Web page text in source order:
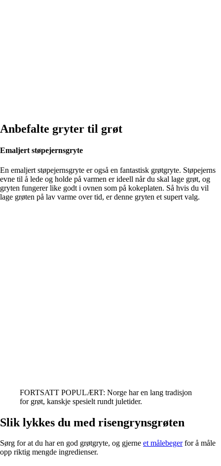
Anbefalte gryter til grøt
Emaljert støpejernsgryte
En emaljert støpejernsgryte er også en fantastisk grøtgryte. Støpejerns
evne til å lede og holde på varmen er ideell når du skal lage grøt, og
gryten fungerer like godt i ovnen som på kokeplaten. Så hvis du vil
lage grøten på lav varme over tid, er denne gryten et supert valg.
FORTSATT POPULÆRT: Norge har en lang tradisjon
for grøt, kanskje spesielt rundt juletider.
Slik lykkes du med risengrynsgrøten
Sørg for at du har en god grøtgryte, og gjerne et målebegerfor å måle
opp riktig mengde ingredienser.